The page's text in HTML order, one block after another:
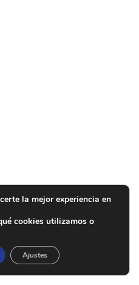
la mejor experiencia en
cookies utilizamos o
Ajustes